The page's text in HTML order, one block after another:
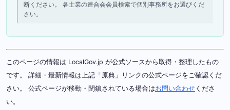
断ください。 各士業の連合会会員検索で個別事務所をお選びくだ
さい。
このページの情報は LocalGov.jp が公式ソースから取得・整理したもの
です。 詳細・最新情報は上記「原典」リンクの公式ページをご確認くだ
さい。 公式ページが移動・閉鎖されている場合はお問い合わせ くださ
い。